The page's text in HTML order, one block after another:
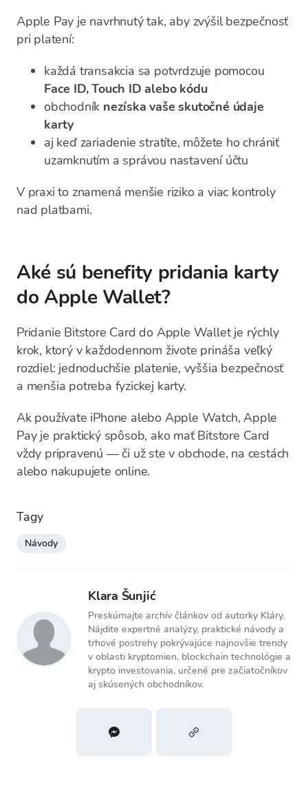
Apple Pay je navrhnutý tak, aby zvýšil bezpečnosť
pri platení:
každá transakcia sa potvrdzuje pomocou
Face ID, Touch ID alebo kódu
obchodník nezíska vaše skutočné údaje
karty
aj keď zariadenie stratíte, môžete ho chrániť
uzamknutím a správou nastavení účtu
V praxi to znamená menšie riziko a viac kontroly
nad platbami.
Aké sú benefity pridania karty
do Apple Wallet?
Pridanie Bitstore Card do Apple Wallet je rýchly
krok, ktorý v každodennom živote prináša veľký
rozdiel: jednoduchšie platenie, vyššia bezpečnosť
a menšia potreba fyzickej karty.
Ak používate iPhone alebo Apple Watch, Apple
Pay je praktický spôsob, ako mať Bitstore Card
vždy pripravenú — či už ste v obchode, na cestách
alebo nakupujete online.
Tagy
Návody
Klara Šunjić
Preskúmajte archív článkov od autorky Kláry.
Nájdite expertné analýzy, praktické návody a
trhové postrehy pokrývajúce najnovšie trendy
v oblasti kryptomien, blockchain technológie a
krypto investovania, určené pre začiatočníkov
aj skúsených obchodníkov.